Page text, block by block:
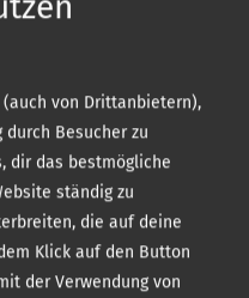
von Drittanbietern),
Besucher zu
dir das bestmögliche
ständig zu
die auf deine
Klick auf den Button
der Verwendung von